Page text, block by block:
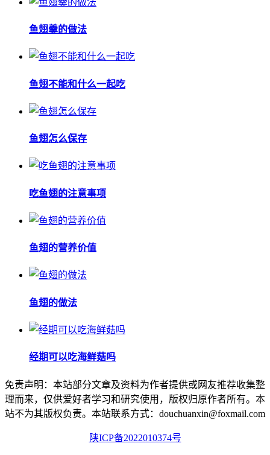
鱼翅羹的做法
鱼翅不能和什么一起吃
鱼翅怎么保存
吃鱼翅的注意事项
鱼翅的营养价值
鱼翅的做法
经期可以吃海鲜菇吗
免责声明：本站部分文章及资料为作者提供或网友推荐收集整
理而来，仅供爱好者学习和研究使用，版权归原作者所有。本
站不为其版权负责。本站联系方式：douchuanxin@foxmail.com
陕ICP备2022010374号